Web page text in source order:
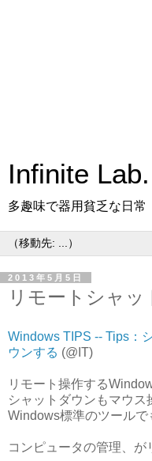
Infinite Lab.
多趣味で器用貧乏な日常
2013年5月5日
リモートシャッ
Windows TIPS -- Tips：
ウンする (@IT)
リモート操作する
シャットダウンもマウス
Windows標準のツールで
コンピュータの管理、